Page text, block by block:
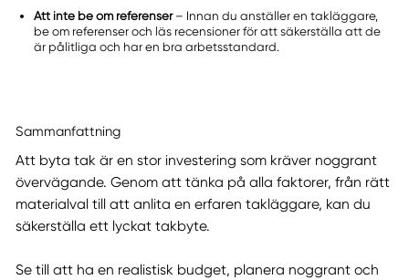
Att inte be om referenser– Innan du anställer en takläggare,
be om referenser och läs recensioner för att säkerställa att de
är pålitliga och har en bra arbetsstandard.
Sammanfattning
Att byta tak är en stor investering som kräver noggrant
övervägande. Genom att tänka på alla faktorer, från rätt
materialval till att anlita en erfaren takläggare, kan du
säkerställa ett lyckat takbyte.
Se till att ha en realistisk budget, planera noggrant och